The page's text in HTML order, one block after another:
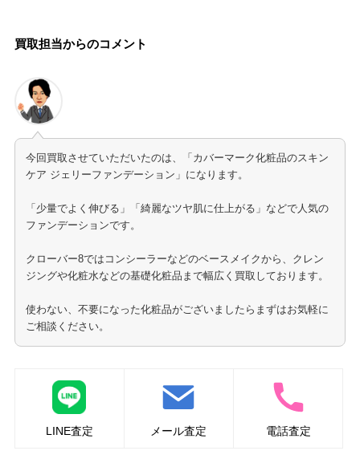
買取担当からのコメント
今回買取させていただいたのは、「カバーマーク化粧品のスキン
ケア ジェリーファンデーション」になります。
「少量でよく伸びる」「綺麗なツヤ肌に仕上がる」などで人気の
ファンデーションです。
クローバー8ではコンシーラーなどのベースメイクから、クレン
ジングや化粧水などの基礎化粧品まで幅広く買取しております。
使わない、不要になった化粧品がございましたらまずはお気軽に
ご相談ください。
LINE査定 メール査定 電話査定